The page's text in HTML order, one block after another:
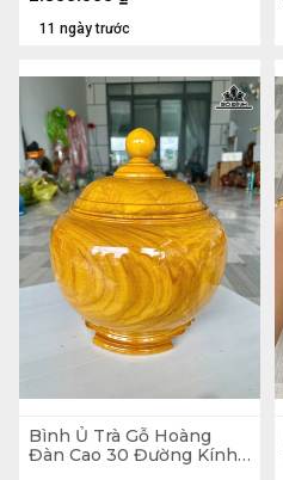
11 ngày trước
Bình Ủ Trà Gỗ Hoàng
Đàn Cao 30 Đường Kính